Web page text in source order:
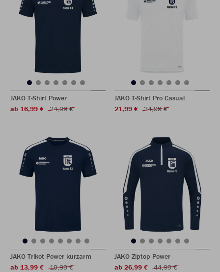
JAKO T-Shirt Power
ab 16,99 €
24,99 €
JAKO T-Shirt Pro Casual
21,99 €
34,99 €
JAKO Trikot Power kurzarm
ab 13,99 €
19,99 €
JAKO Ziptop Power
ab 26,99 €
44,99 €